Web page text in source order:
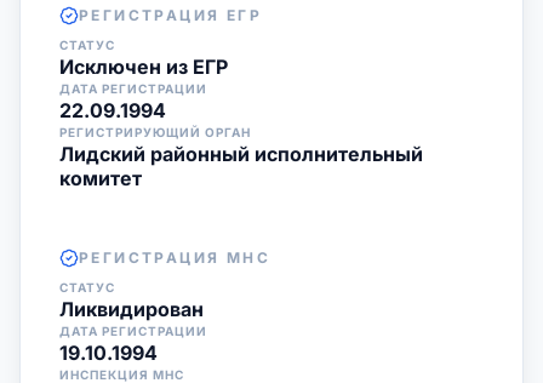
РЕГИСТРАЦИЯ ЕГР
СТАТУС
Исключен из ЕГР
ДАТА РЕГИСТРАЦИИ
22.09.1994
РЕГИСТРИРУЮЩИЙ ОРГАН
Лидский районный исполнительный
комитет
РЕГИСТРАЦИЯ МНС
СТАТУС
Ликвидирован
ДАТА РЕГИСТРАЦИИ
19.10.1994
ИНСПЕКЦИЯ МНС